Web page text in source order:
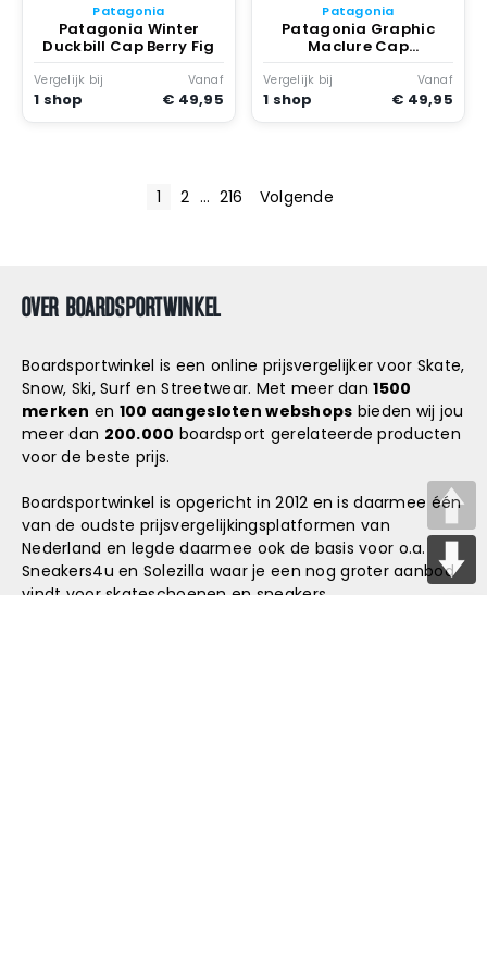
Patagonia
Patagonia Winter
Duckbill Cap Berry Fig
Vergelijk bij
1 shop
Vanaf
€ 49,95
Patagonia
Patagonia Graphic
Maclure Cap
Marineblauw
Vergelijk bij
1 shop
Vanaf
€ 49,95
R
I
C
H
T
E
N
P
1 2 … 216 Volgende
OVER BOARDSPORTWINKEL
Boardsportwinkel is een online prijsvergelijker voor Skate,
Snow, Ski, Surf en Streetwear. Met meer dan1500
merken en 100 aangesloten webshops bieden wij jou
meer dan 200.000 boardsport gerelateerde producten
voor de beste prijs.
Boardsportwinkel is opgericht in 2012 en is daarmee één
van de oudste prijsvergelijkingsplatformen van
Nederland en legde daarmee ook de basis voor o.a.
Sneakers4u en Solezilla waar je een nog groter aanbod
vindt voor skateschoenen en sneakers.